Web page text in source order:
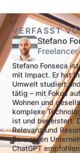
VERFASST
Stefano
Freelancer
Stefano Fonseca
mit Impact. Er hat
Umwelt studiert
tätig – mit Fokus
Wohnen und
komplexe
ist und begeistert.
Relevanz und
So werden
ChatGPT